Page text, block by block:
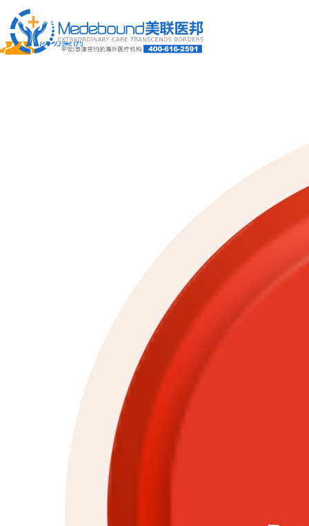
关于我们
成功案例